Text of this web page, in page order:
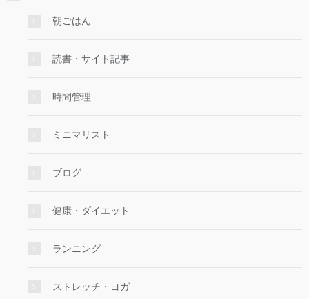
朝ごはん
読書・サイト記事
時間管理
ミニマリスト
ブログ
健康・ダイエット
ランニング
ストレッチ・ヨガ